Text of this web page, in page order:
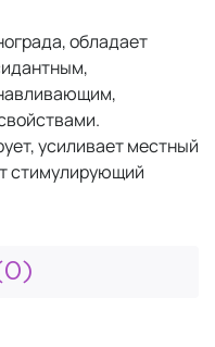
обладает
усиливает местный
стимулирующий